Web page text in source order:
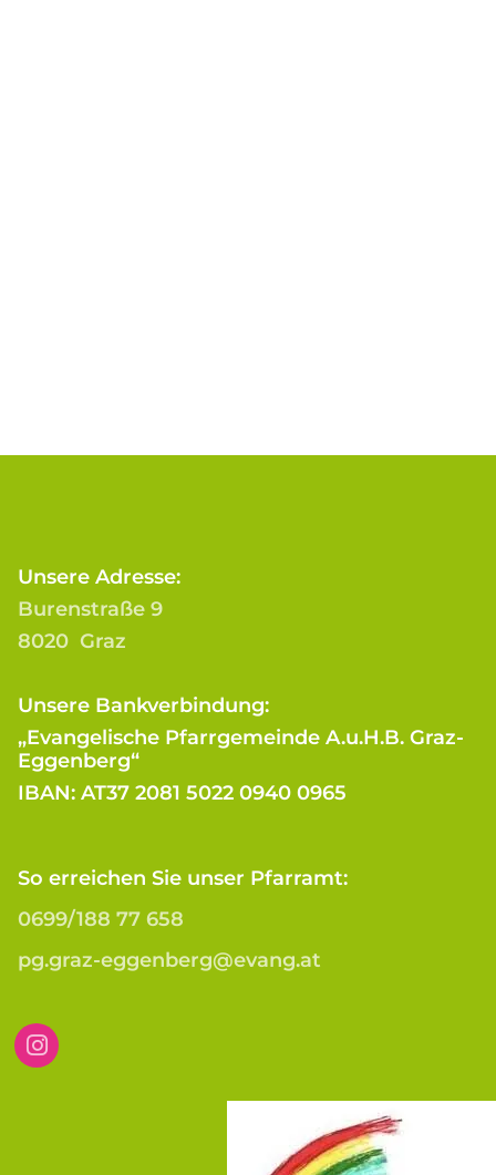
Unsere Adresse:
Burenstraße 9
8020 Graz
Unsere Bankverbindung:
„Evangelische Pfarrgemeinde A.u.H.B. Graz-
Eggenberg“
IBAN: AT37 2081 5022 0940 0965
So erreichen Sie unser Pfarramt:
0699/188 77 658
pg.graz-eggenberg@evang.at